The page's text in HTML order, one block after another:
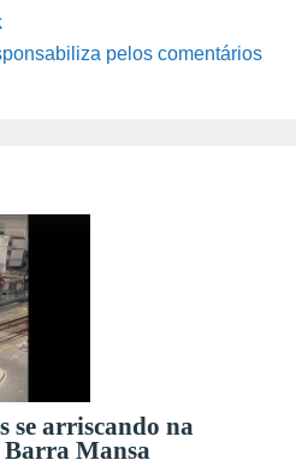
pelos comentários
se arriscando na
Barra Mansa